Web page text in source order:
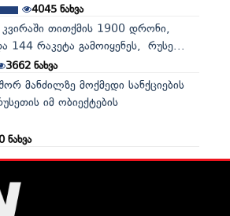
4045ნახვა
თითქმის 1900 დრონი,
144 რაკეტა გამოიყენეს, რუსე...
3662ნახვა
მანძილზე მოქმედი სანქციების
იმ ობიექტების
ნახვა